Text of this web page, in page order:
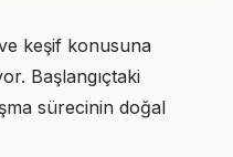
keşif konusuna
Başlangıçtaki
sürecinin doğal